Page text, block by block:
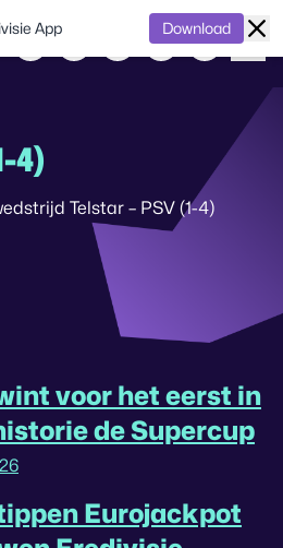
4)
Telstar – PSV (1-4)
voor het eerst in
de Supercup
Eurojackpot
App Download